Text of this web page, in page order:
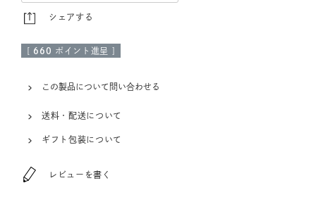
シェアする
[ 660 ポイント進呈 ]
この製品について問い合わせる
送料・配送について
ギフト包装について
レビューを書く